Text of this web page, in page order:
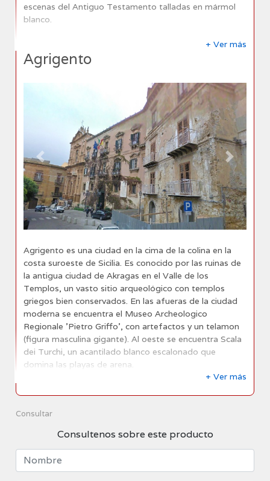
escenas del Antiguo Testamento talladas en mármol
blanco.
+ Ver más
Agrigento
Previous Next
Agrigento es una ciudad en la cima de la colina en la
costa suroeste de Sicilia. Es conocido por las ruinas de
la antigua ciudad de Akragas en el Valle de los
Templos, un vasto sitio arqueológico con templos
griegos bien conservados. En las afueras de la ciudad
moderna se encuentra el Museo Archeologico
Regionale 'Pietro Griffo', con artefactos y un telamon
(figura masculina gigante). Al oeste se encuentra Scala
dei Turchi, un acantilado blanco escalonado que
domina las playas de arena.
+ Ver más
Consultar
Consultenos sobre este producto